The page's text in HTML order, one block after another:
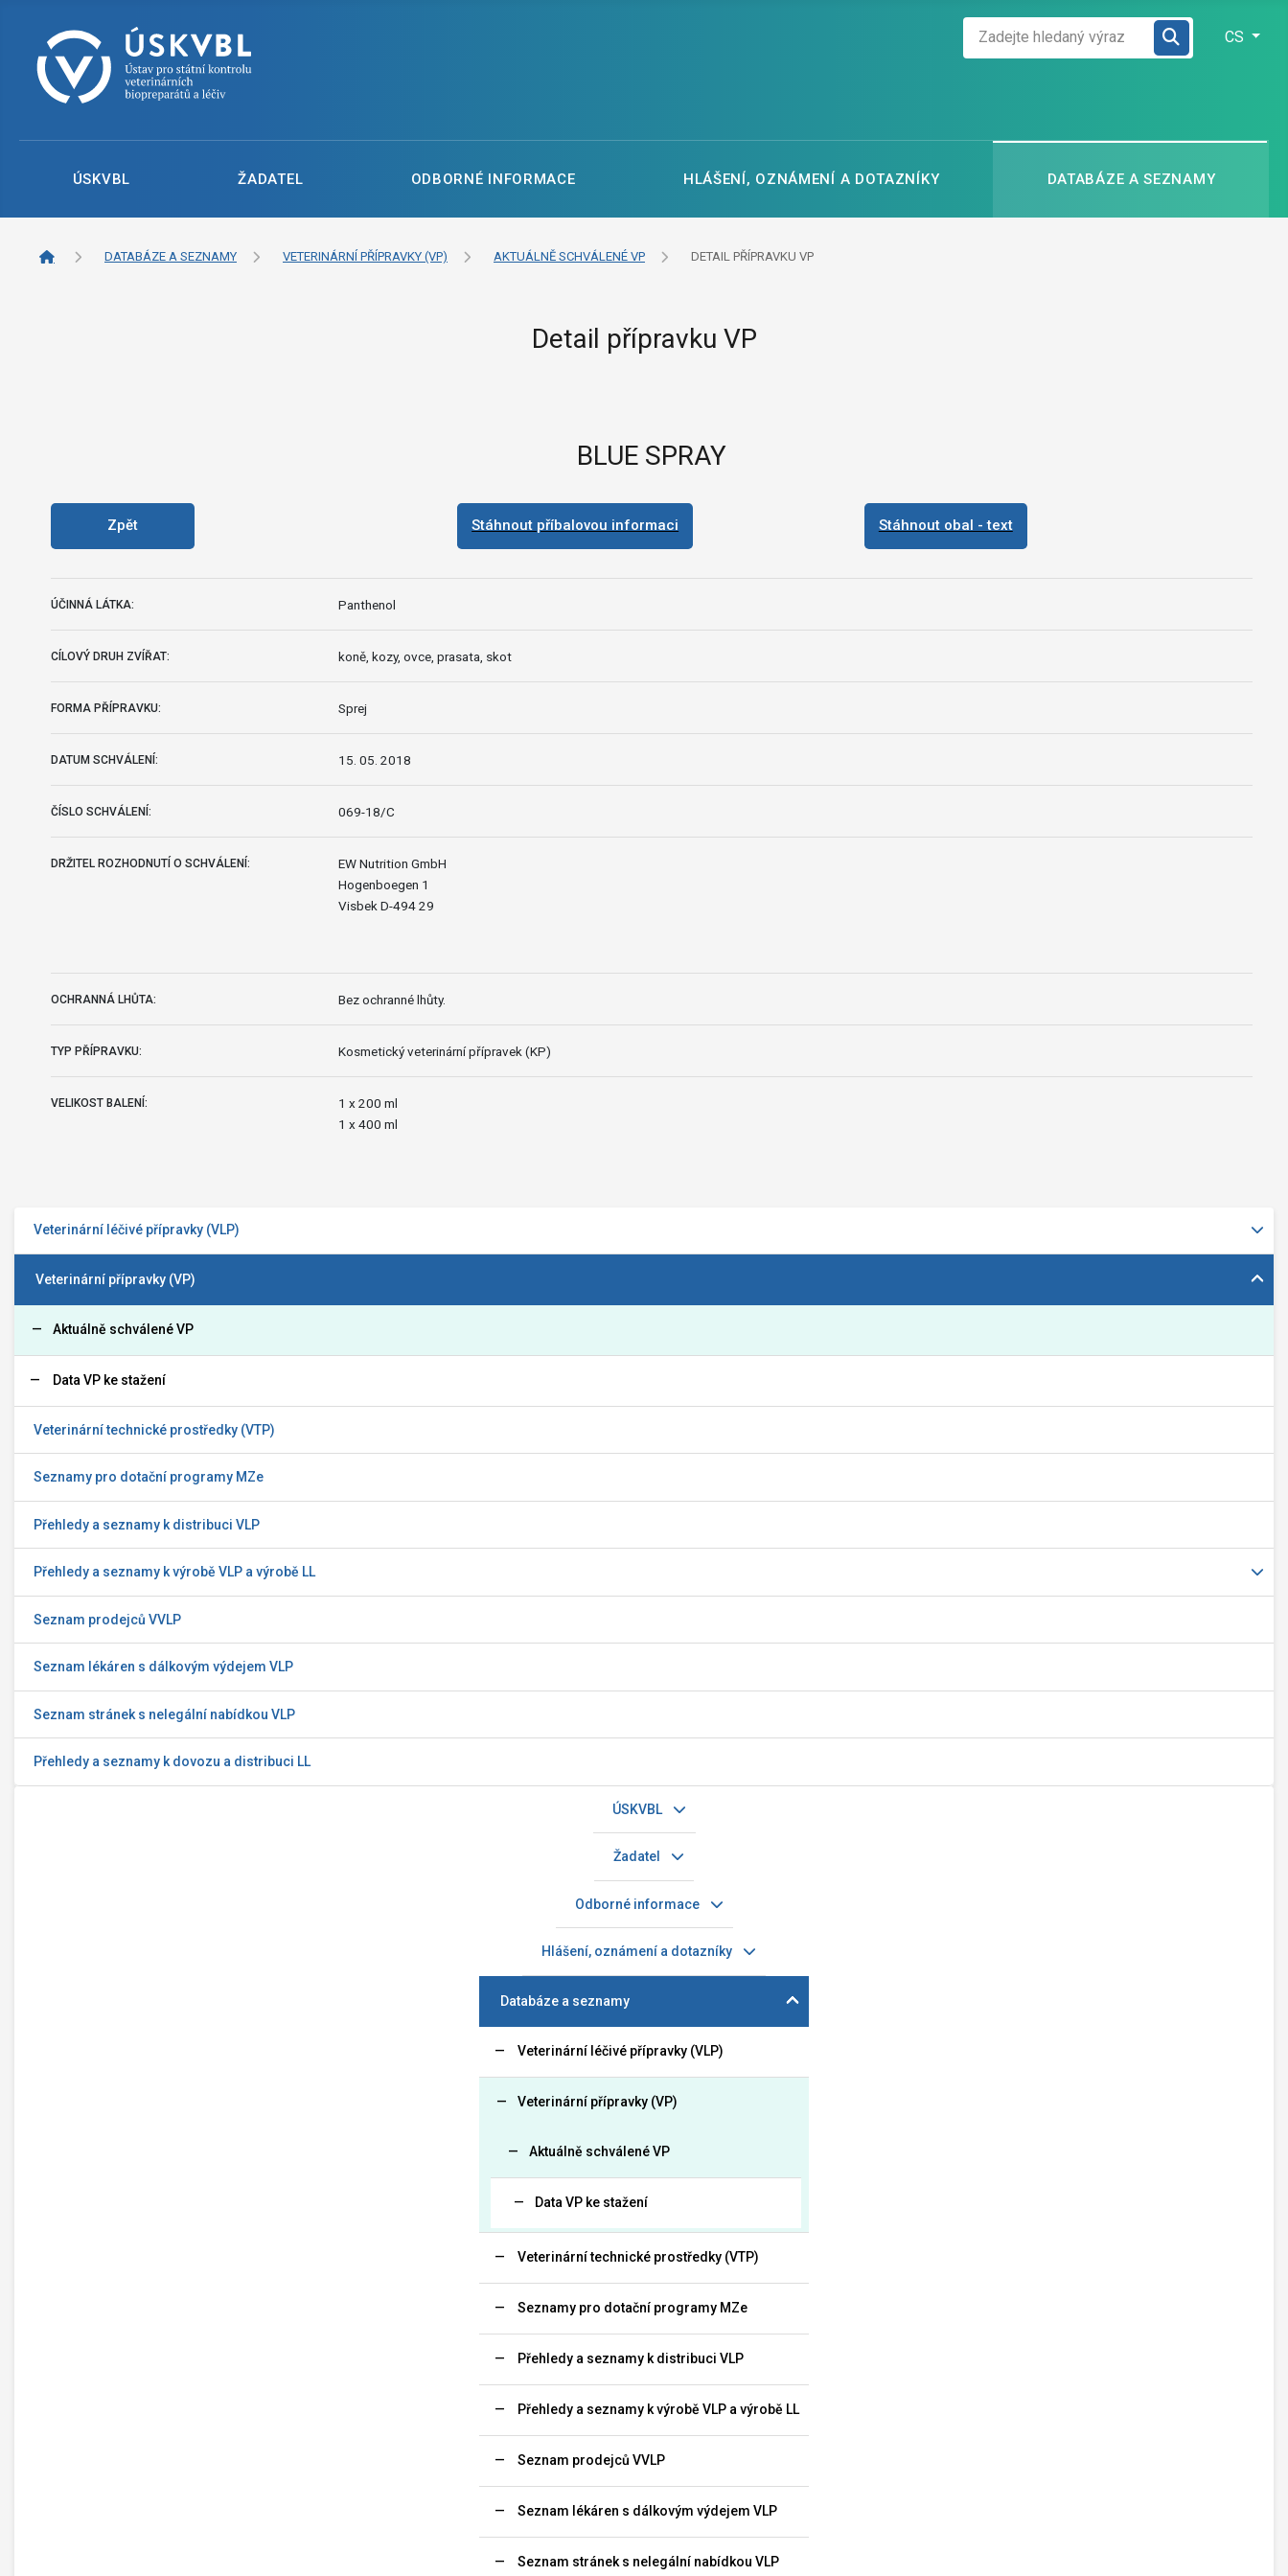
CS
ÚSKVBL ŽADATEL ODBORNÉ INFORMACE HLÁŠENÍ, OZNÁMENÍ A DOTAZNÍKY DATABÁZE A SEZNAMY
DATABÁZE A SEZNAMY VETERINÁRNÍ PŘÍPRAVKY (VP) AKTUÁLNĚ SCHVÁLENÉ VP DETAIL PŘÍPRAVKU VP
Veterinární léčivé přípravky (VLP)
Veterinární přípravky (VP)
Aktuálně schválené VP
Data VP ke stažení
Veterinární technické prostředky (VTP)
Seznamy pro dotační programy MZe
Přehledy a seznamy k distribuci VLP
Přehledy a seznamy k výrobě VLP a výrobě LL
Seznam prodejců VVLP
Seznam lékáren s dálkovým výdejem VLP
Seznam stránek s nelegální nabídkou VLP
Přehledy a seznamy k dovozu a distribuci LL
ÚSKVBL
Žadatel
Odborné informace
Hlášení, oznámení a dotazníky
Databáze a seznamy
Veterinární léčivé přípravky (VLP)
Veterinární přípravky (VP)
Aktuálně schválené VP
Data VP ke stažení
Veterinární technické prostředky (VTP)
Seznamy pro dotační programy MZe
Přehledy a seznamy k distribuci VLP
Přehledy a seznamy k výrobě VLP a výrobě LL
Seznam prodejců VVLP
Seznam lékáren s dálkovým výdejem VLP
Seznam stránek s nelegální nabídkou VLP
Detail přípravku VP
BLUE SPRAY
Zpět Stáhnout příbalovou informaci Stáhnout obal - text
ÚČINNÁ LÁTKA: Panthenol
CÍLOVÝ DRUH ZVÍŘAT: koně, kozy, ovce, prasata, skot
FORMA PŘÍPRAVKU: Sprej
DATUM SCHVÁLENÍ: 15. 05. 2018
ČÍSLO SCHVÁLENÍ: 069-18/C
DRŽITEL ROZHODNUTÍ O SCHVÁLENÍ:
EW Nutrition GmbH
Hogenboegen 1
Visbek D-494 29
OCHRANNÁ LHŮTA: Bez ochranné lhůty.
TYP PŘÍPRAVKU: Kosmetický veterinární přípravek (KP)
VELIKOST BALENÍ:
1 x 200 ml
1 x 400 ml